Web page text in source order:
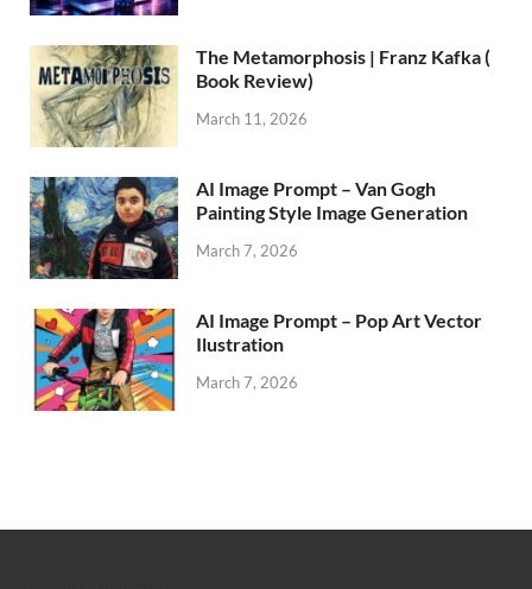
The Metamorphosis | Franz Kafka (
Book Review)
March 11, 2026
AI Image Prompt – Van Gogh
Painting Style Image Generation
March 7, 2026
AI Image Prompt – Pop Art Vector
Ilustration
March 7, 2026